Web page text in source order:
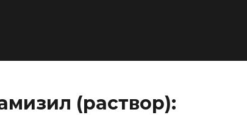
(раствор):